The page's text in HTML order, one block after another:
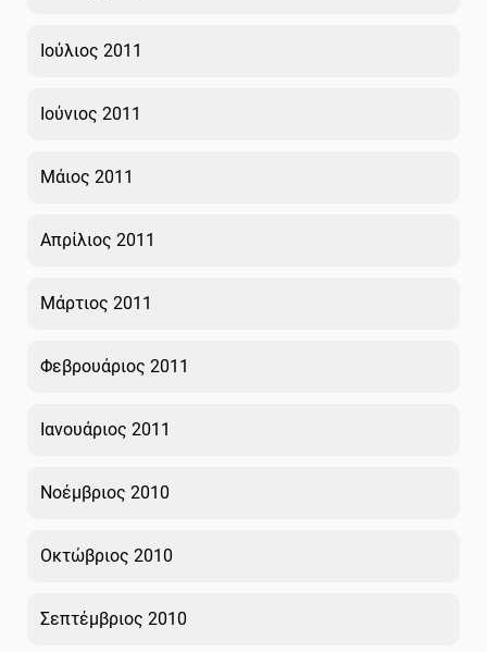
Ιούλιος 2011
Ιούνιος 2011
Μάιος 2011
Απρίλιος 2011
Μάρτιος 2011
Φεβρουάριος 2011
Ιανουάριος 2011
Νοέμβριος 2010
Οκτώβριος 2010
Σεπτέμβριος 2010